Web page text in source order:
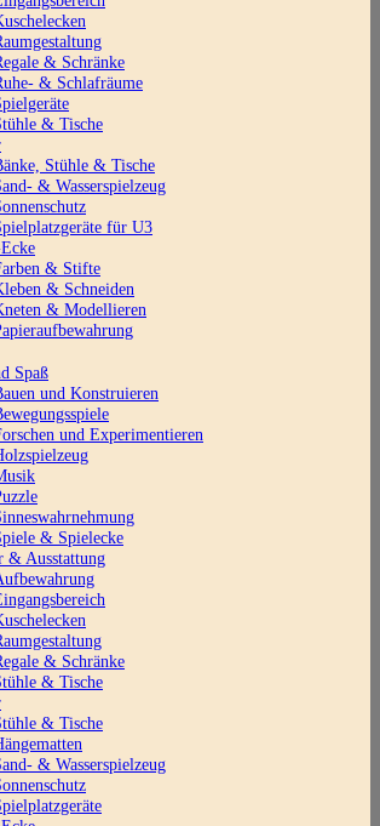
& Schränke
& Schlafräume
& Tische
Stühle & Tische
& Wasserspielzeug
für U3
& Stifte
& Schneiden
& Modellieren
Spaß
und Konstruieren
und Experimentieren
& Spielecke
& Ausstattung
& Schränke
& Tische
& Tische
& Wasserspielzeug